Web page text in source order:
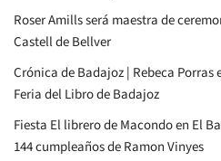
Roser Amills será maestra de
Castell de Bellver
Crónica de Badajoz | Rebeca Porras
Feria del Libro de Badajoz
Fiesta El librero de Macondo en El
144 cumpleaños de Ramon Vinyes